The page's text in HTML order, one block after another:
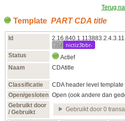
Terug
Template PART CDA title
Id
ref nictiz3bbr-
Status Actief
Naam
CDAtitle
Classificatie
CDA header level template
Open/gesloten Open (ook andere dan
Gebruikt door
/ Gebruikt
Gebruikt door 0